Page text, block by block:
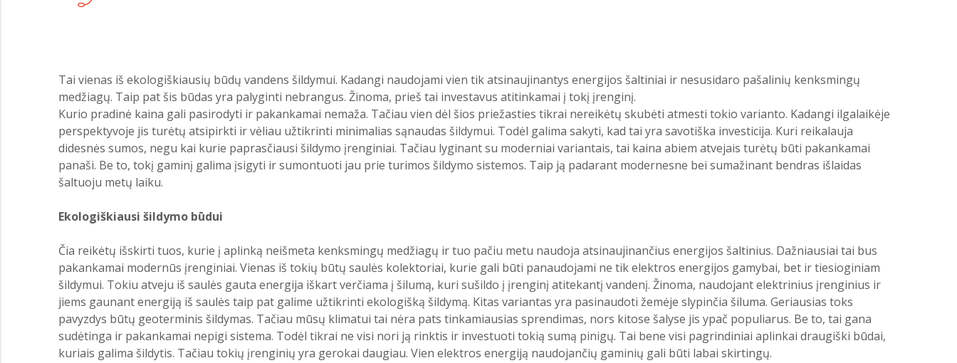
Tai vienas iš ekologiškiausių būdų vandens šildymui. Kadangi naudojami vien tik atsinaujinantys energijos šaltiniai ir nesusidaro pašalinių kenksmingų
medžiagų. Taip pat šis būdas yra palyginti nebrangus. Žinoma, prieš tai investavus atitinkamai į tokį įrenginį.
Kurio pradinė kaina gali pasirodyti ir pakankamai nemaža. Tačiau vien dėl šios priežasties tikrai nereikėtų skubėti atmesti tokio varianto. Kadangi ilgalaikėje
perspektyvoje jis turėtų atsipirkti ir vėliau užtikrinti minimalias sąnaudas šildymui. Todėl galima sakyti, kad tai yra savotiška investicija. Kuri reikalauja
didesnės sumos, negu kai kurie paprasčiausi šildymo įrenginiai. Tačiau lyginant su moderniai variantais, tai kaina abiem atvejais turėtų būti pakankamai
panaši. Be to, tokį gaminį galima įsigyti ir sumontuoti jau prie turimos šildymo sistemos. Taip ją padarant modernesne bei sumažinant bendras išlaidas
šaltuoju metų laiku.
Ekologiškiausi šildymo būdui
Čia reikėtų išskirti tuos, kurie į aplinką neišmeta kenksmingų medžiagų ir tuo pačiu metu naudoja atsinaujinančius energijos šaltinius. Dažniausiai tai bus
pakankamai modernūs įrenginiai. Vienas iš tokių būtų saulės kolektoriai, kurie gali būti panaudojami ne tik elektros energijos gamybai, bet ir tiesioginiam
šildymui. Tokiu atveju iš saulės gauta energija iškart verčiama į šilumą, kuri sušildo į įrenginį atitekantį vandenį. Žinoma, naudojant elektrinius įrenginius ir
jiems gaunant energiją iš saulės taip pat galime užtikrinti ekologišką šildymą. Kitas variantas yra pasinaudoti žemėje slypinčia šiluma. Geriausias toks
pavyzdys būtų geoterminis šildymas. Tačiau mūsų klimatui tai nėra pats tinkamiausias sprendimas, nors kitose šalyse jis ypač populiarus. Be to, tai gana
sudėtinga ir pakankamai nepigi sistema. Todėl tikrai ne visi nori ją rinktis ir investuoti tokią sumą pinigų. Tai bene visi pagrindiniai aplinkai draugiški būdai,
kuriais galima šildytis. Tačiau tokių įrenginių yra gerokai daugiau. Vien elektros energiją naudojančių gaminių gali būti labai skirtingų.